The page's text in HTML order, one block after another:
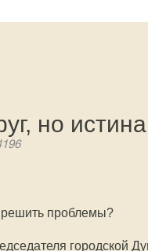
но
решить проблемы?
городской